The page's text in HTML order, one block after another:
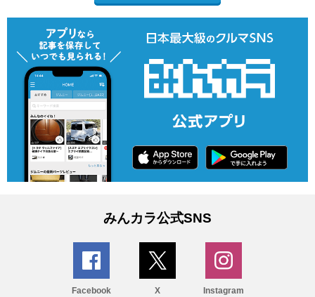
みんカラ公式SNS
Facebook X Instagram